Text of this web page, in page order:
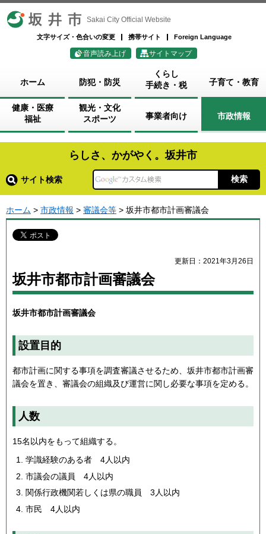
坂井市 Sakai City Official Website
文字サイズ・色合いの変更 携帯サイト Foreign Language
音声読み上げ サイトマップ
ホーム 防犯・防災
くらし
手続き・税
子育て・教育
健康・医療
福祉
観光・文化
スポーツ
事業者向け 市政情報
らしさ、かがやく。坂井市
サイト検索
ホーム > 市政情報 > 審議会等 > 坂井市都市計画審議会
更新日：2021年3月26日
坂井市都市計画審議会
坂井市都市計画審議会
設置目的
都市計画に関する事項を調査審議させるため、坂井市都市計画審
議会を置き、審議会の組織及び運営に関し必要な事項を定める。
人数
15名以内をもって組織する。
学識経験のある者 4人以内
市議会の議員 4人以内
関係行政機関若しくは県の職員 3人以内
市民 4人以内